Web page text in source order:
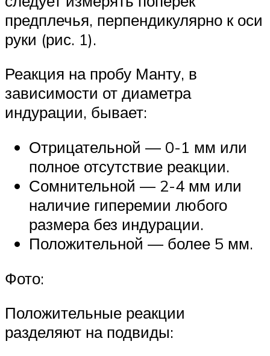
предплечья, перпендикулярно к оси
руки (рис. 1).
Реакция на пробу Манту, в
зависимости от диаметра
индурации, бывает:
Отрицательной — 0-1 мм или
полное отсутствие реакции.
Сомнительной — 2-4 мм или
наличие гиперемии любого
размера без индурации.
Положительной — более 5 мм.
Фото:
Положительные реакции
разделяют на подвиды: